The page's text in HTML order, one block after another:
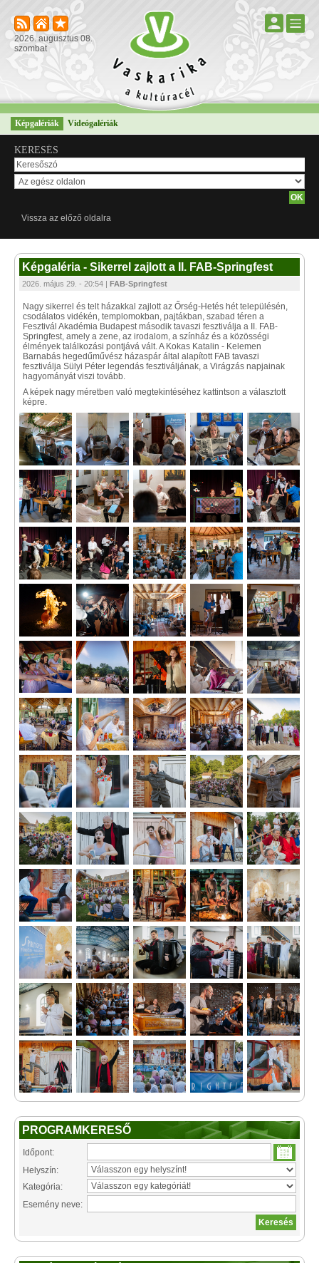
2026. augusztus 08.
szombat
Képgalériák Videógalériák
KERESÉS
Vissza az előző oldalra
Képgaléria - Sikerrel zajlott a II. FAB-Springfest
2026. május 29. - 20:54 | FAB-Springfest
Nagy sikerrel és telt házakkal zajlott az Őrség-Hetés hét településén,
csodálatos vidékén, templomokban, pajtákban, szabad téren a
Fesztivál Akadémia Budapest második tavaszi fesztiválja a II. FAB-
Springfest, amely a zene, az irodalom, a színház és a közösségi
élmények találkozási pontjává vált. A Kokas Katalin - Kelemen
Barnabás hegedűművész házaspár által alapított FAB tavaszi
fesztiválja Sülyi Péter legendás fesztiváljának, a Virágzás napjainak
hagyományát viszi tovább.
A képek nagy méretben való megtekintéséhez kattintson a választott
képre.
PROGRAMKERESŐ
Időpont:
Helyszín:
Kategória:
Esemény neve: